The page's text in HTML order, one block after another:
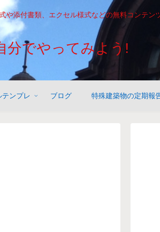
添付書類、エクセル様式などの無料コンテン
分でやってみよう!
テンプレ ブログ 特殊建築物の定期報